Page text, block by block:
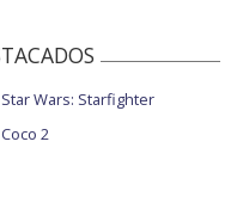
Star Wars: Starfighter
Coco 2